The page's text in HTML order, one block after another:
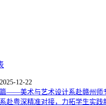
2025-12-22
——美术与艺术设计系赴赣州师
赴粤深精准对接，力拓学生实践